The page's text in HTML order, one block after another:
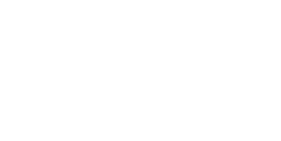
MED Å LØSE PROBLEMET DITT?